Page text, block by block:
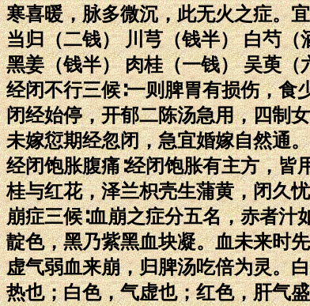
寒喜暖，脉多微沉，此无火之症。
当归（二钱） 川芎（钱半） 白芍（
黑姜（钱半） 肉桂（一钱） 吴萸（
经闭不行三候∶一则脾胃有损伤，
闭经始停，开郁二陈汤急用，四制
未嫁愆期经忽闭，急宜婚嫁自然通。
经闭饱胀腹痛∶经闭饱胀有主方，
桂与红花，泽兰枳壳生蒲黄，闭久
崩症三候∶血崩之症分五名，赤者
靛色，黑乃紫黑血块凝。血未来时
虚气弱血来崩，归脾汤吃倍为灵。
热也；白色，气虚也；红色，肝气